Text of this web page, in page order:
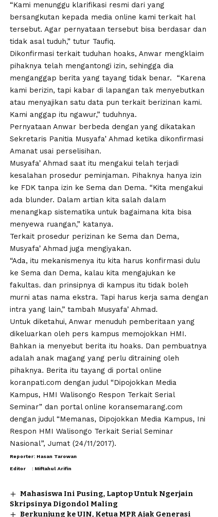
“Kami menunggu klarifikasi resmi dari yang
bersangkutan kepada media online kami terkait hal
tersebut. Agar pernyataan tersebut bisa berdasar dan
tidak asal tuduh,” tutur Taufiq.
Dikonfirmasi terkait tuduhan hoaks, Anwar mengklaim
pihaknya telah mengantongi izin, sehingga dia
menganggap berita yang tayang tidak benar. “Karena
kami berizin, tapi kabar di lapangan tak menyebutkan
atau menyajikan satu data pun terkait berizinan kami.
Kami anggap itu ngawur,” tuduhnya.
Pernyataan Anwar berbeda dengan yang dikatakan
Sekretaris Panitia Musyafa’ Ahmad ketika dikonfirmasi
Amanat usai perselisihan.
Musyafa’ Ahmad saat itu mengakui telah terjadi
kesalahan prosedur peminjaman. Pihaknya hanya izin
ke FDK tanpa izin ke Sema dan Dema. “Kita mengakui
ada blunder. Dalam artian kita salah dalam
menangkap sistematika untuk bagaimana kita bisa
menyewa ruangan,” katanya.
Terkait prosedur perizinan ke Sema dan Dema,
Musyafa’ Ahmad juga mengiyakan.
“Ada, itu mekanismenya itu kita harus konfirmasi dulu
ke Sema dan Dema, kalau kita mengajukan ke
fakultas. dan prinsipnya di kampus itu tidak boleh
murni atas nama ekstra. Tapi harus kerja sama dengan
intra yang lain,” tambah Musyafa’ Ahmad.
Untuk diketahui, Anwar menuduh pemberitaan yang
dikeluarkan oleh pers kampus memojokkan HMI.
Bahkan ia menyebut berita itu hoaks. Dan pembuatnya
adalah anak magang yang perlu ditraining oleh
pihaknya. Berita itu tayang di portal online
koranpati.com dengan judul “Dipojokkan Media
Kampus, HMI Walisongo Respon Terkait Serial
Seminar” dan portal online koransemarang.com
dengan judul “Memanas, Dipojokkan Media Kampus, Ini
Respon HMI Walisongo Terkait Serial Seminar
Nasional”, Jumat (24/11/2017).
Reporter: Hasan Tarowan
Editor : Miftahul Arifin
Mahasiswa Ini Pusing, Laptop Untuk Ngerjain
Skripsinya Digondol Maling
Berkunjung ke UIN, Ketua MPR Ajak Generasi